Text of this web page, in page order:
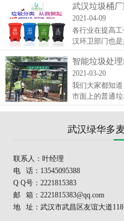
武汉垃圾桶
2021-04-09
各行业在提高
汉环卫部门也
智能垃圾处
2021-03-20
我们大家都知
市面上的普通
武汉绿华多
联系人：叶经理
电 话：13545095388
Q Q号：2221815383
邮 箱：2221815383@qq.com
地 址：武汉市武昌区友谊大道